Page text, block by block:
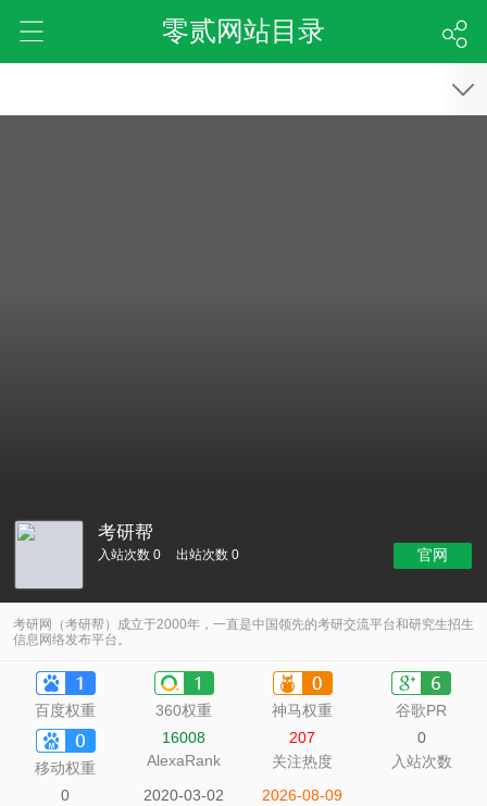
零贰网站目录
考研帮
入站次数 0 出站次数 0 官网
考研网（考研帮）成立于2000年，一直是中国领先的考研交流平台和研究生招生
信息网络发布平台。
百度权重 360权重 神马权重 谷歌PR
移动权重
16008
AlexaRank
207
关注热度
0
入站次数
0
2020-03-02
2026-08-09